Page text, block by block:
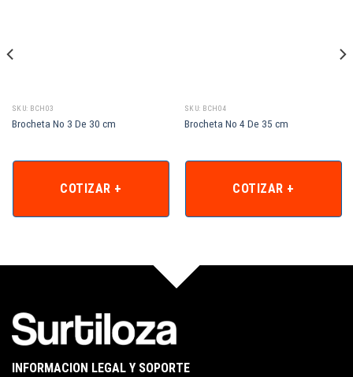
SKU: BCH03
Brocheta No 3 De 30 cm
COTIZAR +
SKU: BCH04
Brocheta No 4 De 35 cm
COTIZAR +
INFORMACION LEGAL Y SOPORTE